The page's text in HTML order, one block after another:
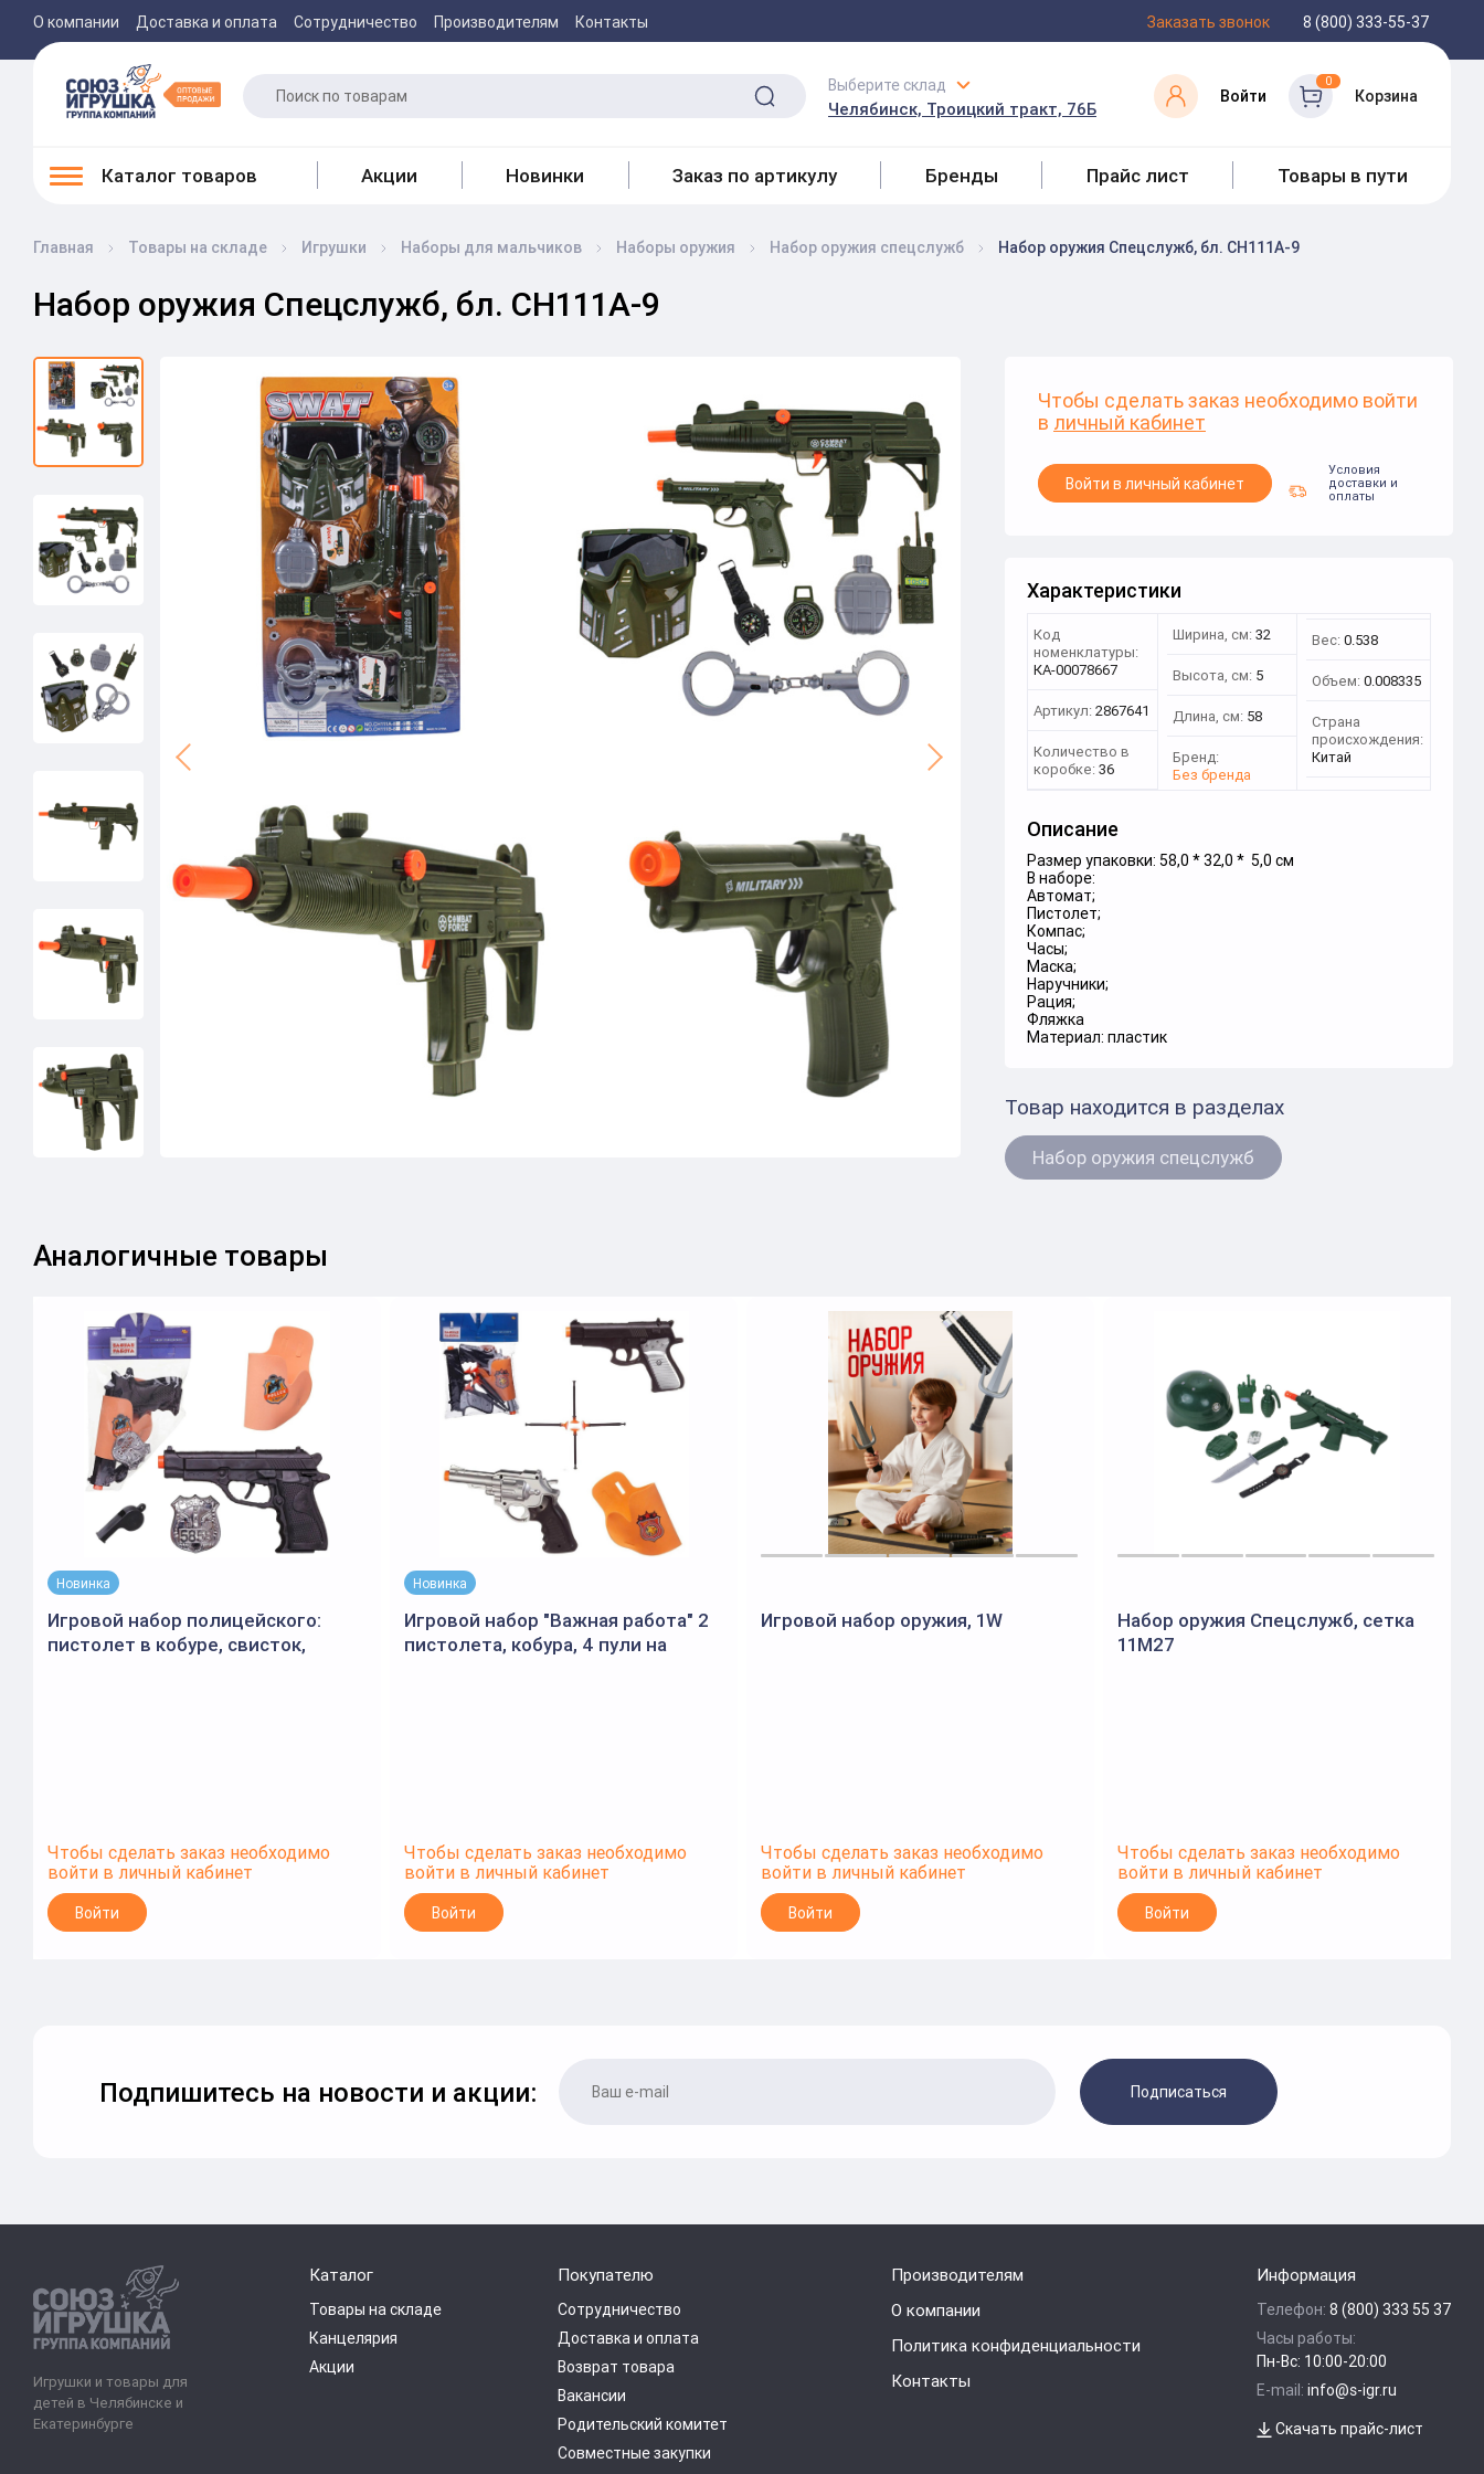
О компании Доставка и оплата Сотрудничество Производителям Контакты Заказать звонок 8 (800) 333-55-37
Выберите склад
Челябинск, Троицкий тракт, 76Б
Войти
0
Корзина
Каталог товаров Акции Новинки Заказ по артикулу Бренды Прайс лист Товары в пути
Главная Товары на складе Игрушки Наборы для мальчиков Наборы оружия Набор оружия спецслужб Набор оружия Спецслужб, бл. CH111A-9
Набор оружия Спецслужб, бл. CH111A-9
Чтобы сделать заказ необходимо войти
в личный кабинет
Войти в личный кабинет
Условия
доставки и
оплаты
Характеристики
Код
номенклатуры:
КА-00078667
Артикул: 2867641
Количество в
коробке: 36
Ширина, см: 32
Высота, см: 5
Длина, см: 58
Бренд:
Без бренда
Вес: 0.538
Объем: 0.008335
Страна
происхождения:
Китай
Описание
Размер упаковки: 58,0 * 32,0 * 5,0 см
В наборе:
Автомат;
Пистолет;
Компас;
Часы;
Маска;
Наручники;
Рация;
Фляжка
Материал: пластик
Товар находится в разделах
Набор оружия спецслужб
Аналогичные товары
Новинка
Игровой набор полицейского:
пистолет в кобуре, свисток,
Чтобы сделать заказ необходимо
войти в личный кабинет
Войти
Новинка
Игровой набор "Важная работа" 2
пистолета, кобура, 4 пули на
Чтобы сделать заказ необходимо
войти в личный кабинет
Войти
Игровой набор оружия, 1W
Чтобы сделать заказ необходимо
войти в личный кабинет
Войти
Набор оружия Спецслужб, сетка
11M27
Чтобы сделать заказ необходимо
войти в личный кабинет
Войти
Подпишитесь на новости и акции: Подписаться
Игрушки и товары для
детей в Челябинске и
Екатеринбурге
Каталог
Товары на складе
Канцелярия
Акции
Покупателю
Сотрудничество
Доставка и оплата
Возврат товара
Вакансии
Родительский комитет
Совместные закупки
Производителям
О компании
Политика конфиденциальности
Контакты
Информация
Телефон: 8 (800) 333 55 37
Часы работы:
Пн-Вс: 10:00-20:00
E-mail: info@s-igr.ru
Скачать прайс-лист